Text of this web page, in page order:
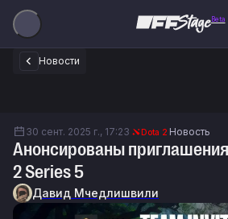
Beta
Новости
30 сент. 2025 г., 17:23 Dota 2 Новость
Анонсированы приглашения
2 Series 5
Давид Мчедлишвили